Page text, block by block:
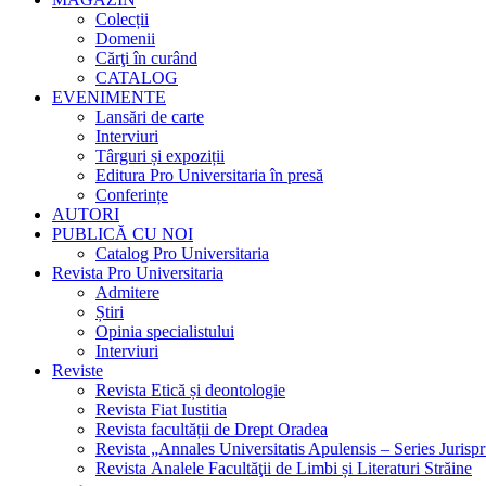
Colecții
Domenii
Cărţi în curând
CATALOG
EVENIMENTE
Lansări de carte
Interviuri
Târguri și expoziții
Editura Pro Universitaria în presă
Conferințe
AUTORI
PUBLICĂ CU NOI
Catalog Pro Universitaria
Revista Pro Universitaria
Admitere
Știri
Opinia specialistului
Interviuri
Reviste
Revista Etică și deontologie
Revista Fiat Iustitia
Revista facultății de Drept Oradea
Revista „Annales Universitatis Apulensis – Series
Revista Analele Facultăţii de Limbi și Literaturi Străine